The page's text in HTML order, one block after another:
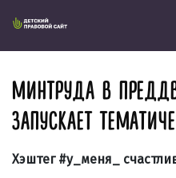
МИНТРУДА В
ЗАПУСКАЕТ
Хэштег #у_меня_